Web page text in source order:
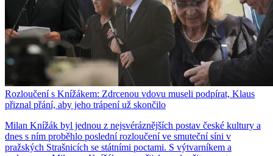
Rozloučení s Knížákem: Zdrcenou vdovu museli podpírat, Klaus
přiznal přání, aby jeho trápení už skončilo
Milan Knížák byl jednou z nejsvéráznějších postav české kultury a
dnes s ním proběhlo poslední rozloučení ve smuteční síni v
pražských Strašnicích se státními poctami. S výtvarníkem a